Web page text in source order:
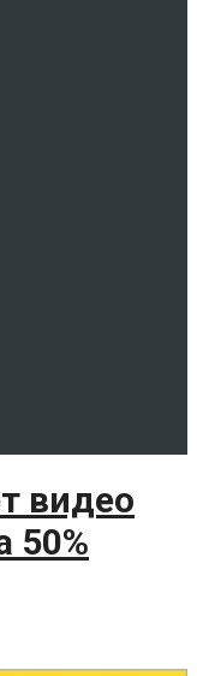
видео
50%